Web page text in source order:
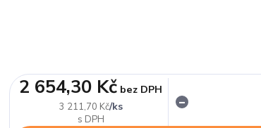
3 211,70 Kč/ks
2 654,30 Kč bez DPH